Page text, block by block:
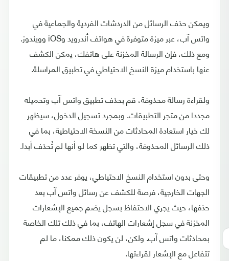
ويمكن حذف الرسائل من الدردشات الفردية والجماعية في
واتس آب، عبر ميزة متوفرة في هواتف أندرويد وiOS وويندوز.
ومع ذلك، فإن الرسالة المخزنة على هاتفك، يمكن الكشف
عنها باستخدام ميزة النسخ الاحتياطي في تطبيق المراسلة.
ولقراءة رسالة محذوفة، قم بحذف تطبيق واتس آب وتحميله
مجددا من متجر التطبيقات. وبمجرد تسجيل الدخول، سيظهر
لك خيار استعادة المحادثات من النسخة الاحتياطية، بما في
ذلك الرسائل المحذوفة، والتي تظهر كما لو أنها لم تُحذف أبدا.
وحتى بدون استخدام النسخ الاحتياطي، يوفر عدد من تطبيقات
الجهات الخارجية، فرصة للكشف عن رسائل واتس آب بعد
حذفها، حيث يجري الاحتفاظ بسجل يضم جميع الإشعارات
المخزنة في سجل إشعارات الهاتف، بما في ذلك تلك الخاصة
بمحادثات واتس آب. ولكن، لن يكون ذلك ممكنا، ما لم
تتفاعل مع الإشعار لقراءتها.